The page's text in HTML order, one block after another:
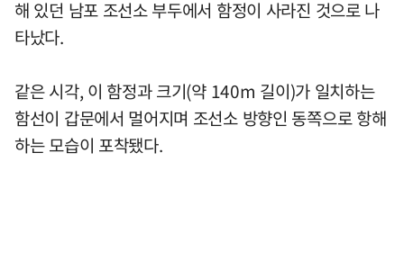
해 있던 남포 조선소 부두에서 함정이 사라진 것으로 나
타났다.
같은 시각, 이 함정과 크기(약 140m 길이)가 일치하는
함선이 갑문에서 멀어지며 조선소 방향인 동쪽으로 항해
하는 모습이 포착됐다.